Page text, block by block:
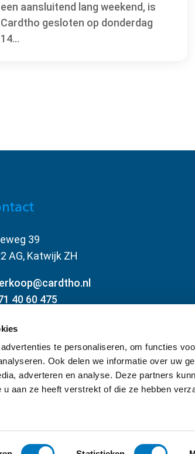
te personaliseren, om functies
Ook delen we informatie over uw
adverteren en analyse. Deze partners
aan ze heeft verstrekt of die ze hebben
een aansluitend lang weekend, is
Cardtho gesloten op donderdag
14...
39
AG, Katwijk ZH
40 60 475
NL004315510B01
28051309